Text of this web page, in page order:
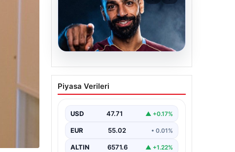
05.08.2026
Mohamed Salah
transferinin detayları
Piyasa Verileri
USD 47.71 ▲ +0.17%
EUR 55.02 • 0.01%
ALTIN 6571.6 ▲ +1.22%